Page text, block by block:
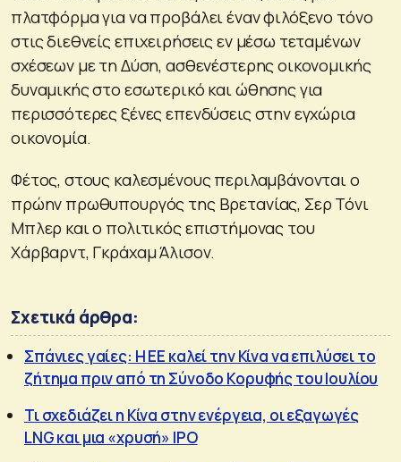
πλατφόρμα για να προβάλει έναν φιλόξενο τόνο
στις διεθνείς επιχειρήσεις εν μέσω τεταμένων
σχέσεων με τη Δύση, ασθενέστερης οικονομικής
δυναμικής στο εσωτερικό και ώθησης για
περισσότερες ξένες επενδύσεις στην εγχώρια
οικονομία.
Φέτος, στους καλεσμένους περιλαμβάνονται ο
πρώην πρωθυπουργός της Βρετανίας, Σερ Τόνι
Μπλερ και ο πολιτικός επιστήμονας του
Χάρβαρντ, Γκράχαμ Άλισον.
Σχετικά άρθρα:
Σπάνιες γαίες: Η ΕΕ καλεί την Κίνα να επιλύσει το
ζήτημα πριν από τη Σύνοδο Κορυφής του Ιουλίου
Τι σχεδιάζει η Κίνα στην ενέργεια, οι εξαγωγές
LNG και μια «χρυσή» IPO